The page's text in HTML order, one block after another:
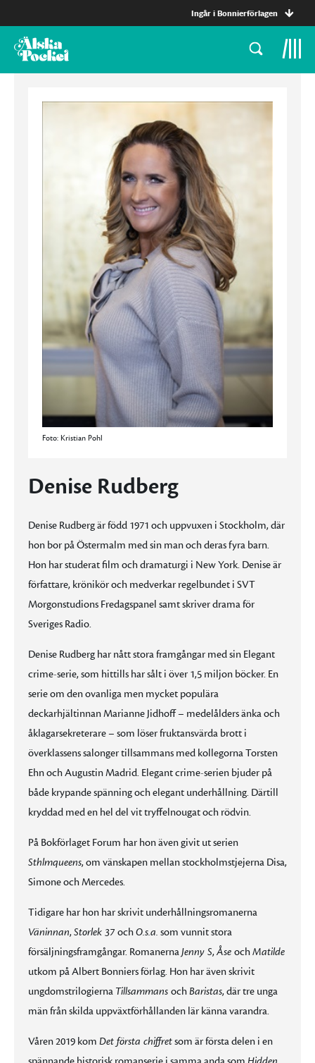
Ingår i Bonnierförlagen
Foto: Kristian Pohl
Denise Rudberg
Denise Rudberg är född 1971 och uppvuxen i Stockholm, där
hon bor på Östermalm med sin man och deras fyra barn.
Hon har studerat film och dramaturgi i New York. Denise är
författare, krönikör och medverkar regelbundet i SVT
Morgonstudions Fredagspanel samt skriver drama för
Sveriges Radio.
Denise Rudberg har nått stora framgångar med sin Elegant
crime-serie, som hittills har sålt i över 1,5 miljon böcker. En
serie om den ovanliga men mycket populära
deckarhjältinnan Marianne Jidhoff – medelålders änka och
åklagarsekreterare – som löser fruktansvärda brott i
överklassens salonger tillsammans med kollegorna Torsten
Ehn och Augustin Madrid. Elegant crime-serien bjuder på
både krypande spänning och elegant underhållning. Därtill
kryddad med en hel del vit tryffelnougat och rödvin.
På Bokförlaget Forum har hon även givit ut serien
Sthlmqueens, om vänskapen mellan stockholmstjejerna Disa,
Simone och Mercedes.
Tidigare har hon har skrivit underhållningsromanerna
Väninnan, Storlek 37 ochO.s.a. som vunnit stora
försäljningsframgångar. RomanernaJenny S, Åse ochMatilde
utkom på Albert Bonniers förlag. Hon har även skrivit
ungdomstrilogierna Tillsammans ochBaristas, där tre unga
män från skilda uppväxtförhållanden lär känna varandra.
Våren 2019 kom Det första chiffretsom är första delen i en